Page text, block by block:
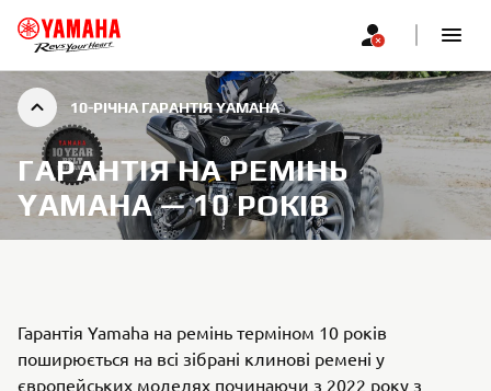
10-РІЧНА ГАРАНТІЯ YAMAHA
ГАРАНТІЯ НА РЕМІНЬ
YAMAHA — 10 РОКІВ
Гарантія Yamaha на ремінь терміном 10 років
поширюється на всі зібрані клинові ремені у
європейських моделях починаючи з 2022 року з